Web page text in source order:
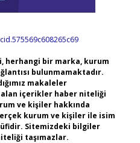
herhangi bir marka, kurum
bulunmamaktadır.
makaleler
alan içerikler haber niteliği
ve kişiler hakkında
kurum ve kişiler ile isim
Sitemizdeki bilgiler
taşımazlar.